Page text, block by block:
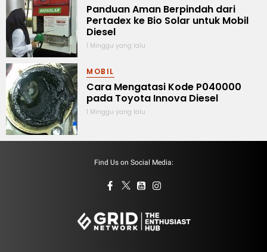
Panduan Aman Berpindah dari
Pertadex ke Bio Solar untuk Mobil
Diesel
1 Minggu yang lalu
MOBIL
Cara Mengatasi Kode P040000
pada Toyota Innova Diesel
1 Minggu yang lalu
Find Us on Social Media: